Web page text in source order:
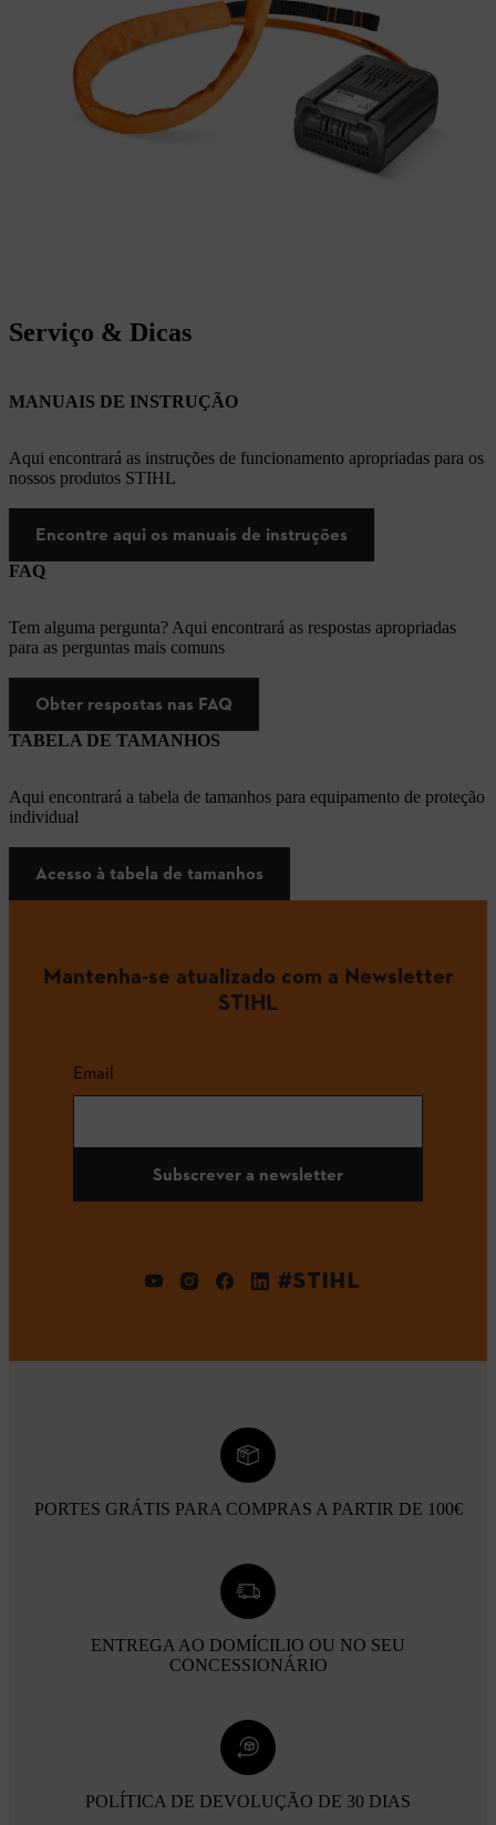
Serviço & Dicas
MANUAIS DE INSTRUÇÃO
Aqui encontrará as instruções de funcionamento apropriadas para os
nossos produtos STIHL
Encontre aqui os manuais de instruções
FAQ
Tem alguma pergunta? Aqui encontrará as respostas apropriadas
para as perguntas mais comuns
Obter respostas nas FAQ
TABELA DE TAMANHOS
Aqui encontrará a tabela de tamanhos para equipamento de proteção
individual
Acesso à tabela de tamanhos
Mantenha-se atualizado com a Newsletter
STIHL
Email
Subscrever a newsletter
#STIHL
PORTES GRÁTIS PARA COMPRAS A PARTIR DE 100€
ENTREGA AO DOMÍCILIO OU NO SEU
CONCESSIONÁRIO
POLÍTICA DE DEVOLUÇÃO DE 30 DIAS